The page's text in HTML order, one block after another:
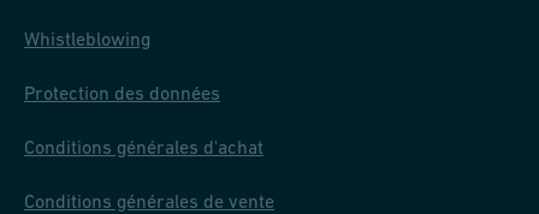
Whistleblowing
Protection des données
Conditions générales d'achat
Conditions générales de vente